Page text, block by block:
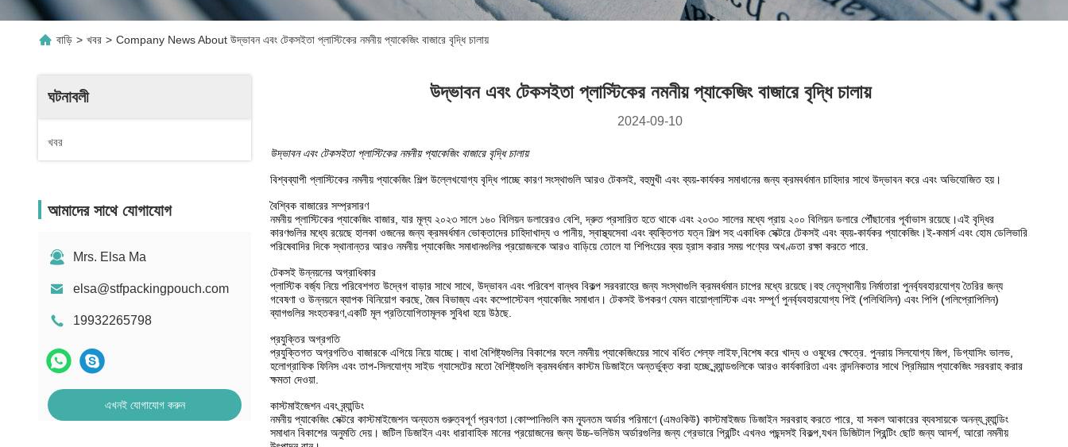
বাড়ি > খবর > Company News About উদ্ভাবন এবং টেকসইতা প্লাস্টিকের নমনীয় প্যাকেজিং বাজারে বৃদ্ধি চালায়
ঘটনাবলী
খবর
আমাদের সাথে যোগাযোগ
Mrs. Elsa Ma
elsa@stfpackingpouch.com
19932265798
এখনই যোগাযোগ করুন
উদ্ভাবন এবং টেকসইতা প্লাস্টিকের নমনীয় প্যাকেজিং বাজারে বৃদ্ধি চালায়
2024-09-10
উদ্ভাবন এবং টেকসইতা প্লাস্টিকের নমনীয় প্যাকেজিং বাজারে বৃদ্ধি চালায়
বিশ্বব্যাপী প্লাস্টিকের নমনীয় প্যাকেজিং শিল্প উল্লেখযোগ্য বৃদ্ধি পাচ্ছে কারণ সংস্থাগুলি আরও টেকসই, বহুমুখী এবং ব্যয়-কার্যকর সমাধানের জন্য ক্রমবর্ধমান চাহিদার সাথে উদ্ভাবন করে এবং অভিযোজিত হয়।
বৈশ্বিক বাজারের সম্প্রসারণ
নমনীয় প্লাস্টিকের প্যাকেজিং বাজার, যার মূল্য ২০২৩ সালে ১৬০ বিলিয়ন ডলারেরও বেশি, দ্রুত প্রসারিত হতে থাকে এবং ২০৩০ সালের মধ্যে প্রায় ২০০ বিলিয়ন ডলারে পৌঁছানোর পূর্বাভাস রয়েছে।এই বৃদ্ধির
কারণগুলির মধ্যে রয়েছে হালকা ওজনের জন্য ক্রমবর্ধমান ভোক্তাদের চাহিদাখাদ্য ও পানীয়, স্বাস্থ্যসেবা এবং ব্যক্তিগত যত্ন শিল্প সহ একাধিক সেক্টরে টেকসই এবং ব্যয়-কার্যকর প্যাকেজিং।ই-কমার্স এবং হোম ডেলিভারি
পরিষেবাদির দিকে স্থানান্তর আরও নমনীয় প্যাকেজিং সমাধানগুলির প্রয়োজনকে আরও বাড়িয়ে তোলে যা শিপিংয়ের ব্যয় হ্রাস করার সময় পণ্যের অখণ্ডতা রক্ষা করতে পারে.
টেকসই উন্নয়নের অগ্রাধিকার
প্লাস্টিক বর্জ্য নিয়ে পরিবেশগত উদ্বেগ বাড়ার সাথে সাথে, উদ্ভাবন এবং পরিবেশ বান্ধব বিকল্প সরবরাহের জন্য সংস্থাগুলি ক্রমবর্ধমান চাপের মধ্যে রয়েছে।বহু নেতৃস্থানীয় নির্মাতারা পুনর্ব্যবহারযোগ্য তৈরির জন্য
গবেষণা ও উন্নয়নে ব্যাপক বিনিয়োগ করছে, জৈব বিভাজ্য এবং কম্পোস্টেবল প্যাকেজিং সমাধান। টেকসই উপকরণ যেমন বায়োপ্লাস্টিক এবং সম্পূর্ণ পুনর্ব্যবহারযোগ্য পিই (পলিথিলিন) এবং পিপি (পলিপ্রোপিলিন)
ব্যাগগুলির সংহতকরণ,একটি মূল প্রতিযোগিতামূলক সুবিধা হয়ে উঠছে.
প্রযুক্তির অগ্রগতি
প্রযুক্তিগত অগ্রগতিও বাজারকে এগিয়ে নিয়ে যাচ্ছে। বাধা বৈশিষ্ট্যগুলির বিকাশের ফলে নমনীয় প্যাকেজিংয়ের সাথে বর্ধিত শেল্ফ লাইফ,বিশেষ করে খাদ্য ও ওষুধের ক্ষেত্রে. পুনরায় সিলযোগ্য জিপ, ডিগ্যাসিং ভালভ,
হলোগ্রাফিক ফিনিস এবং তাপ-সিলযোগ্য সাইড গ্যাসেটের মতো বৈশিষ্ট্যগুলি ক্রমবর্ধমান কাস্টম ডিজাইনে অন্তর্ভুক্ত করা হচ্ছে,ব্র্যান্ডগুলিকে আরও কার্যকারিতা এবং নান্দনিকতার সাথে প্রিমিয়াম প্যাকেজিং সরবরাহ করার
ক্ষমতা দেওয়া.
কাস্টমাইজেশন এবং ব্র্যান্ডিং
নমনীয় প্যাকেজিং সেক্টরে কাস্টমাইজেশন অন্যতম গুরুত্বপূর্ণ প্রবণতা।কোম্পানিগুলি কম ন্যূনতম অর্ডার পরিমাণে (এমওকিউ) কাস্টমাইজড ডিজাইন সরবরাহ করতে পারে, যা সকল আকারের ব্যবসায়কে অনন্য ব্র্যান্ডিং
সমাধান বিকাশের অনুমতি দেয়। জটিল ডিজাইন এবং ধারাবাহিক মানের প্রয়োজনের জন্য উচ্চ-ভলিউম অর্ডারগুলির জন্য গ্রেভারে প্রিন্টিং এখনও পছন্দসই বিকল্প,যখন ডিজিটাল প্রিন্টিং ছোট জন্য আদর্শ, আরো নমনীয়